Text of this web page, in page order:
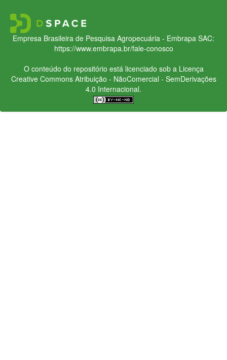
Empresa Brasileira de Pesquisa Agropecuária - Embrapa SAC:
https://www.embrapa.br/fale-conosco
O conteúdo do repositório está licenciado sob a Licença
Creative CommonsAtribuição - NãoComercial - SemDerivações
4.0 Internacional.